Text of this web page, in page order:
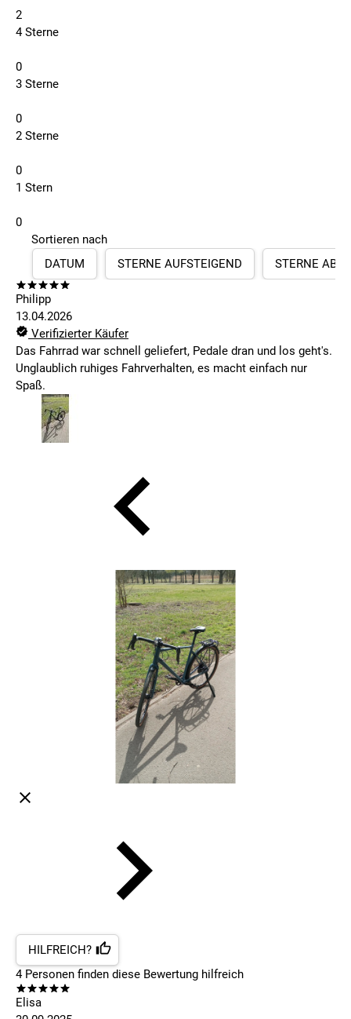
2
4 Sterne
0
3 Sterne
0
2 Sterne
0
1 Stern
0
Sortieren nach
DATUM
STERNE AUFSTEIGEND STERNE
Philipp
13.04.2026
Verifizierter Käufer
Das Fahrrad war schnell geliefert, Pedale dran und los geht's.
Unglaublich ruhiges Fahrverhalten, es macht einfach nur
Spaß.
HILFREICH?
4Personen finden diese Bewertung hilfreich
Elisa